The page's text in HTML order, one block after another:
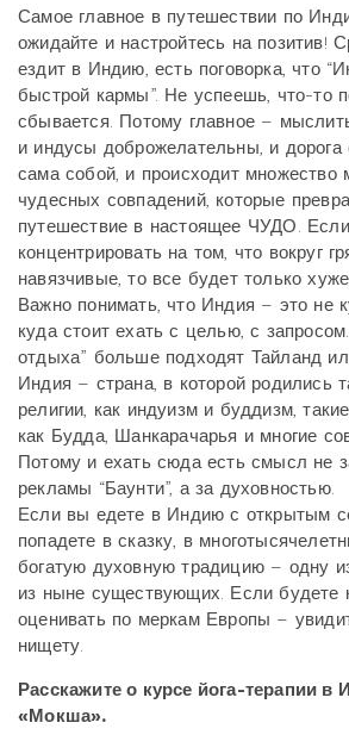
Самое главное в путешествии по
ожидайте и настройтесь на позитив!
ездит в Индию, есть поговорка, что
быстрой кармы”. Не успеешь, что-то
сбывается. Потому главное –
и индусы доброжелательны, и дорога
сама собой, и происходит множество
чудесных совпадений, которые
путешествие в настоящее ЧУДО.
концентрировать на том, что вокруг
навязчивые, то все будет только
Важно понимать, что Индия – это не
куда стоит ехать с целью, с
отдыха” больше подходят Тайланд
Индия – страна, в которой родились
религии, как индуизм и буддизм,
как Будда, Шанкарачарья и многие
Потому и ехать сюда есть смысл не
рекламы “Баунти”, а за духовностью.
Если вы едете в Индию с открытым
попадете в сказку, в
богатую духовную традицию – одну
из ныне существующих. Если будете
оценивать по меркам Европы –
нищету.
Расскажите о курсе йога-терапии в
«Мокша».